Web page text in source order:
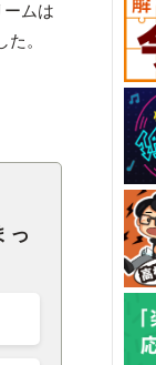
ームは
。
っ